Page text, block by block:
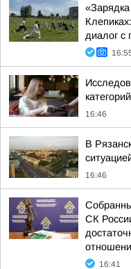
диалог с
16:46
В
16:46
СК
16:41